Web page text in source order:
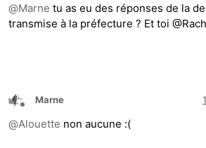
@Marne tu as eu des réponses de la
transmise à la préfecture ? Et toi
Hors-ligne
Marne
@Alouette non aucune :(